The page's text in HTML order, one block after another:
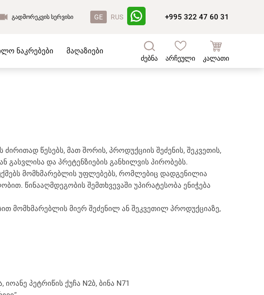
გადმორეკვის სერვისი GE RUS +995 322 47 60 31
ნაკრებები მაღაზიები
ძებნა არჩეული კალათი
წესებს, მათ შორის, პროდუქციის შეძენის, შეკვეთის,
და პრეტენზიების განხილვის პირობებს.
მომხმარებლის უფლებებს, რომლებიც დადგენილია
წინააღმდეგობის შემთხვევაში უპირატესობა ენიჭება
მომხმარებლის მიერ შეძენილ ან შეკვეთილ პროდუქციაზე,
პეტრიწის ქუჩა N2ბ, ბინა N71